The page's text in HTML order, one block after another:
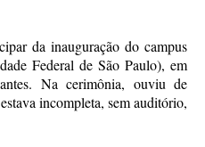
da inauguração do campus
Federal de São Paulo), em
Na cerimônia, ouviu de
incompleta, sem auditório,